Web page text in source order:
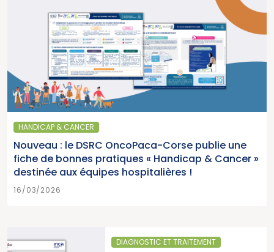
HANDICAP & CANCER
Nouveau : le DSRC OncoPaca-Corse publie une
fiche de bonnes pratiques « Handicap & Cancer »
destinée aux équipes hospitalières !
16/03/2026
DIAGNOSTIC ET TRAITEMENT